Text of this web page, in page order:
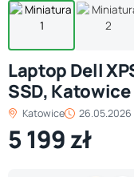
Laptop Dell
SSD, Katowice
Katowice 26.05.2026
5 199 zł